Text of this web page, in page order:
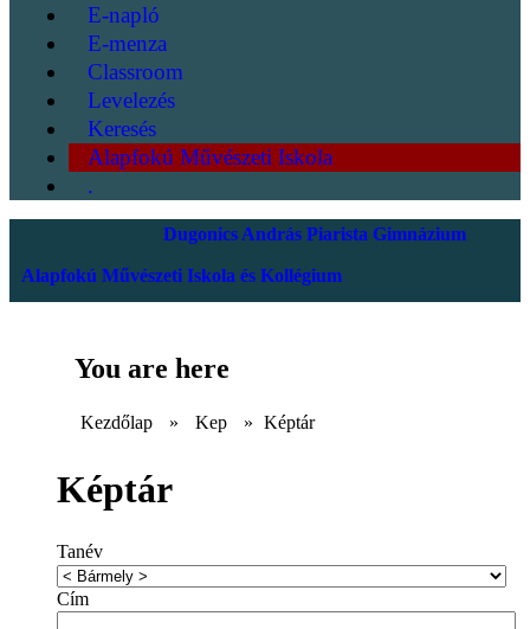
E-napló
E-menza
Classroom
Levelezés
Keresés
Alapfokú Művészeti Iskola
.
Dugonics András Piarista Gimnázium
Alapfokú Művészeti Iskola és Kollégium
You are here
Kezdőlap » Kep » Képtár
Képtár
Tanév
Cím